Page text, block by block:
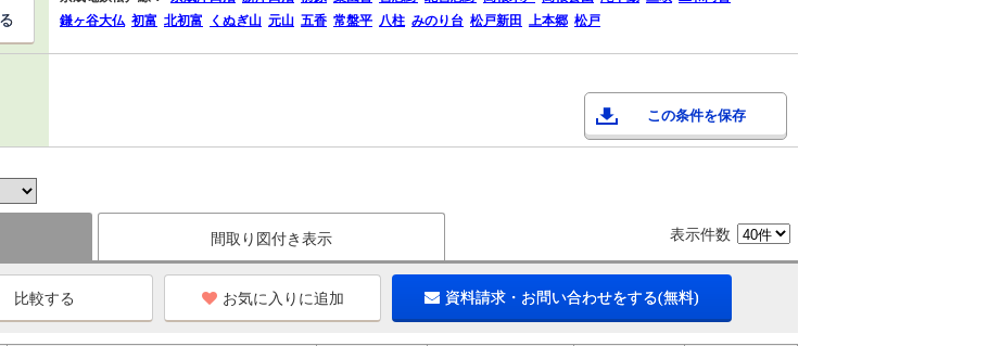
鎌ヶ谷大仏 初富 北初富 くぬぎ山 元山 五香 常盤平 八柱 みのり台 松戸新田 上本郷 松戸
この条件を保存
間取り図付き表示 表示件数
お気に入りに追加 資料請求・お問い合わせをする(無料)